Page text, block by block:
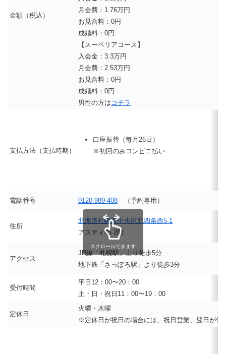
金額（税込）
月会費：1.76万円
お見合料：0円
成婚料：0円
【スーペリアコース】
入会金：3.3万円
月会費：2.53万円
お見合料：0円
成婚料：0円
男性の方は コチラ
支払方法（支払時期）
口座振替（毎月26日）
※初回のみコンビニ払い
電話番号 0120-989-408 （予約専用）
住所
北海道札幌市中央区北四条西5-1
アスティ45 2階
アクセス
JR線「札幌駅」より徒歩5分
地下鉄「さっぽろ駅」より徒歩3分
受付時間
平日12：00〜20：00
土・日・祝日11：00〜19：00
定休日
火曜・木曜
※定休日が祝日の場合には、祝日営業、翌日が休
スクロールできます